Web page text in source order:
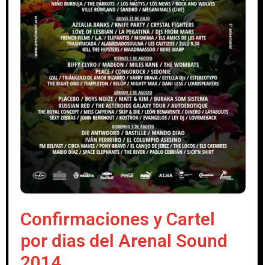
Confirmaciones y Cartel
por dias del Arenal Sound